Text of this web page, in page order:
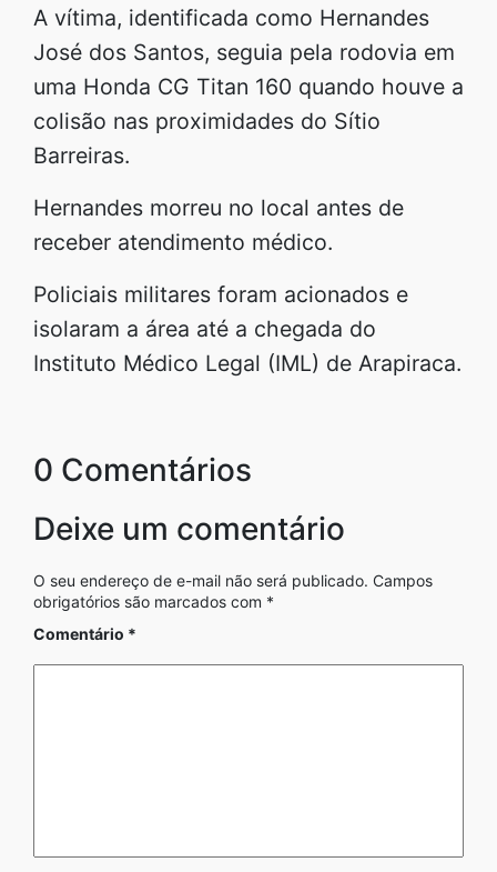
A vítima, identificada como Hernandes
José dos Santos, seguia pela rodovia em
uma Honda CG Titan 160 quando houve a
colisão nas proximidades do Sítio
Barreiras.
Hernandes morreu no local antes de
receber atendimento médico.
Policiais militares foram acionados e
isolaram a área até a chegada do
Instituto Médico Legal (IML) de Arapiraca.
0 Comentários
Deixe um comentário
O seu endereço de e-mail não será publicado. Campos
obrigatórios são marcados com *
Comentário *